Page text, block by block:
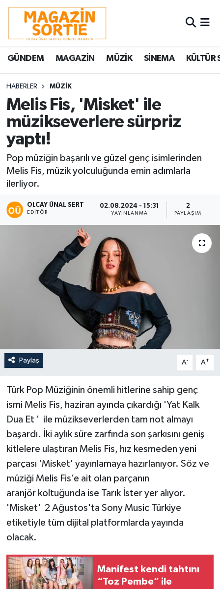
GÜNDEM MAGAZİN MÜZİK SİNEMA KÜLTÜR
HABERLER MÜZİK
Melis Fis, 'Misket' ile
müzikseverlere sürpriz
yaptı!
Pop müziğin başarılı ve güzel genç isimlerinden
Melis Fis, müzik yolculuğunda emin adımlarla
ilerliyor.
OLCAY ÜNAL SERT
EDITÖR
02.08.2024 - 15:31
YAYINLANMA
2
PAYLAŞIM
Paylaş A- A+
Türk Pop Müziğinin önemli hitlerine sahip genç
ismi Melis Fis, haziran ayında çıkardığı 'Yat Kalk
Dua Et ' ile müzikseverlerden tam not almayı
başardı. İki aylık süre zarfında son şarkısını geniş
kitlelere ulaştıran Melis Fis, hız kesmeden yeni
parçası 'Misket' yayınlamaya hazırlanıyor. Söz ve
müziği Melis Fis’e ait olan parçanın
aranjör koltuğunda ise Tarık İster yer alıyor.
'Misket' 2 Ağustos'ta Sony Music Türkiye
etiketiyle tüm dijital platformlarda yayında
olacak.
Manifest kendi tahtını
“Toz Pembe” ile
Nöbetçi Eczaneler
Hava Durumu
Trafik Durumu
Süper Lig Puan Durumu ve Fikstür
Tüm Manşetler
Son Dakika Haberleri
Haber Arşivi